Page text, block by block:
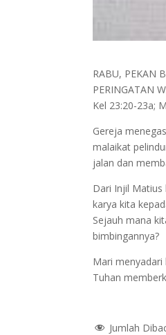
RABU, PEKAN
PERINGATAN
Kel 23:20-23a;
Gereja
malaikat
jalan dan
Dari Injil Matius
karya kita
Sejauh mana
bimbingannya?
Mari
Tuhan
Jumlah